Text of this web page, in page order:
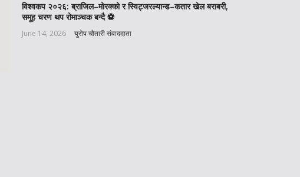
विश्वकप २०२६: ब्राजिल–मोरक्को र स्विट्जरल्यान्ड–कतार खेल बराबरी,
समूह चरण थप रोमाञ्चक बन्दै ⚽️
June 14, 2026 युरोप चौतारी संवाददाता